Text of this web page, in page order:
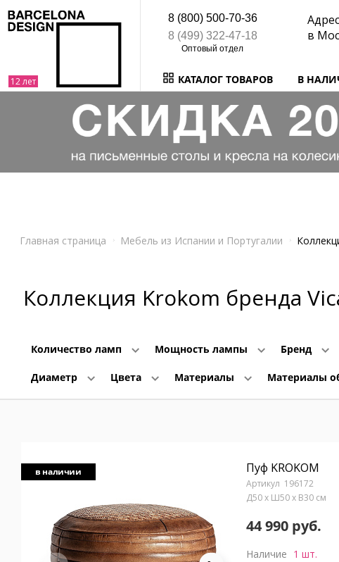
8 (800) 500-70-36
8 (499) 322-47-18
в
КАТАЛОГ ТОВАРОВ В
Главная страница Мебель из Испании и Португалии
Коллекция Krokom бренда
Количество ламп Мощность лампы Бренд
Диаметр Цвета Материалы Материалы
в наличии Пуф KROKOM
196172
Д50 x Ш50 x В30 см
44 990 руб.
Наличие 1 шт.